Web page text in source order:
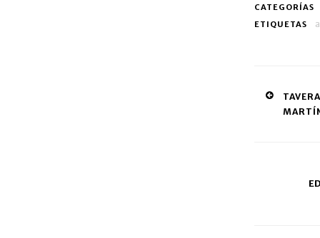
CATEGORÍAS
ETIQUETAS
Post